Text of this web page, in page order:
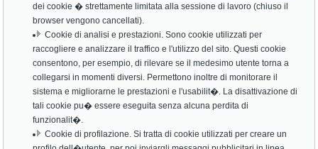
dei cookie � strettamente limitata alla sessione di lavoro (chiuso il
browser vengono cancellati).
Cookie di analisi e prestazioni. Sono cookie utilizzati per
raccogliere e analizzare il traffico e l'utilizzo del sito. Questi cookie
consentono, per esempio, di rilevare se il medesimo utente torna a
collegarsi in momenti diversi. Permettono inoltre di monitorare il
sistema e migliorarne le prestazioni e l'usabilit�. La disattivazione di
tali cookie pu� essere eseguita senza alcuna perdita di
funzionalit�.
Cookie di profilazione. Si tratta di cookie utilizzati per creare un